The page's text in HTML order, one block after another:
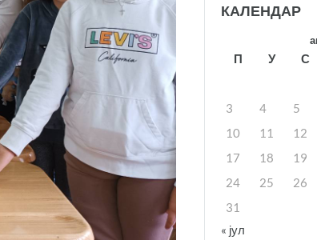
КАЛЕНДАР
П У С
3
4 5
10
11 12
17
18 19
24
25 26
31
« јул